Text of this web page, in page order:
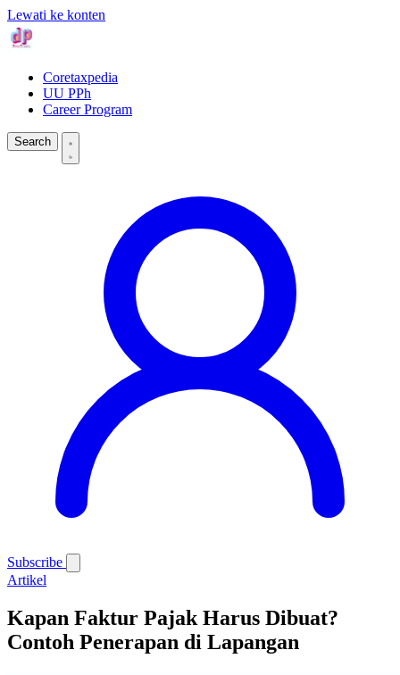
Lewati ke konten
Coretaxpedia
UU PPh
Career Program
Search
Subscribe
Artikel
Kapan Faktur Pajak Harus Dibuat?
Contoh Penerapan di Lapangan